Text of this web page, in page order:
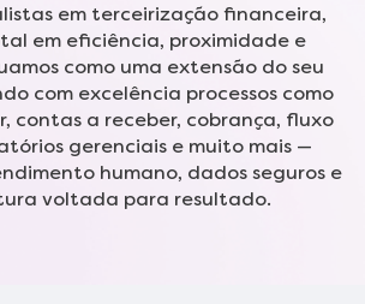
em terceirização financeira,
em eficiência, proximidade e
como uma extensão do seu
com excelência processos como
contas a receber, cobrança, fluxo
gerenciais e muito mais —
humano, dados seguros e
voltada para resultado.